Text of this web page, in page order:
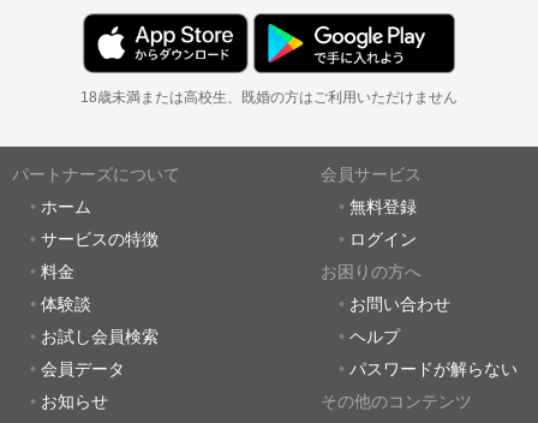
18歳未満または高校生、既婚の方はご利用いただけません
パートナーズについて
ホーム
サービスの特徴
料金
体験談
お試し会員検索
会員データ
お知らせ
会員サービス
無料登録
ログイン
お困りの方へ
お問い合わせ
ヘルプ
パスワードが解らない
その他のコンテンツ